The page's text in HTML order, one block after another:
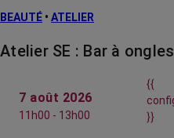
BEAUTÉ • ATELIER
Atelier SE : Bar à ongles
7 août 2026
11h00 - 13h00
{{
}}